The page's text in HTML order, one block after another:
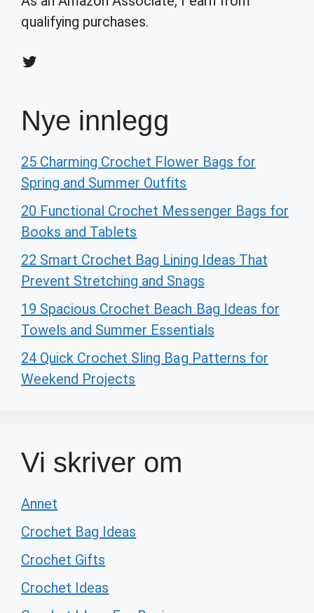
qualifying purchases.
Twitter
Nye innlegg
25 Charming Crochet Flower Bags for
Spring and Summer Outfits
20 Functional Crochet Messenger Bags for
Books and Tablets
22 Smart Crochet Bag Lining Ideas That
Prevent Stretching and Snags
19 Spacious Crochet Beach Bag Ideas for
Towels and Summer Essentials
24 Quick Crochet Sling Bag Patterns for
Weekend Projects
Vi skriver om
Annet
Crochet Bag Ideas
Crochet Gifts
Crochet Ideas